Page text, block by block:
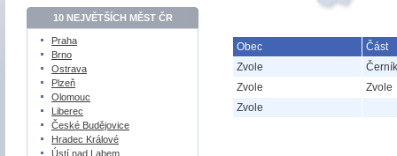
Obec
Část
Zvole
Zvole
Zvole
Zvole
10 NEJVĚTŠÍCH MĚST ČR
Praha
Brno
Ostrava
Plzeň
Olomouc
Liberec
České Budějovice
Hradec Králové
Ústí nad Labem